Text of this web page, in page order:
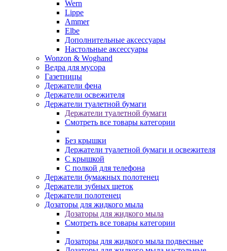
Wern
Lippe
Ammer
Elbe
Дополнительные аксессуары
Настольные аксессуары
Wonzon & Woghand
Ведра для мусора
Газетницы
Держатели фена
Держатели освежителя
Держатели туалетной бумаги
Держатели туалетной бумаги
Смотреть все товары категории
Без крышки
Держатели туалетной бумаги и освежителя
С крышкой
С полкой для телефона
Держатели бумажных полотенец
Держатели зубных щеток
Держатели полотенец
Дозаторы для жидкого мыла
Дозаторы для жидкого мыла
Смотреть все товары категории
Дозаторы для жидкого мыла подвесные